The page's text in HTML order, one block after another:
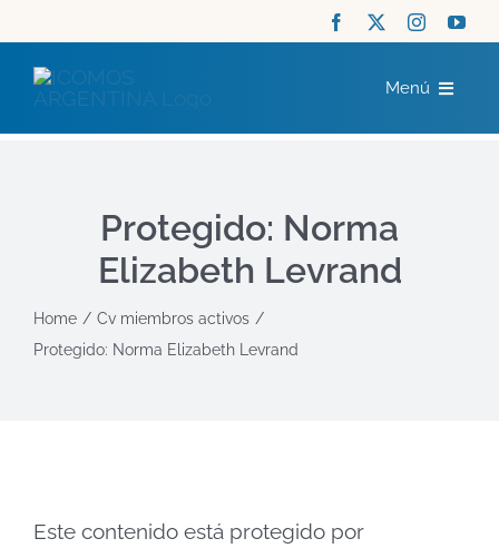
contenido
Menú
Protegido: Norma
Elizabeth Levrand
Home
Cv miembros activos
Protegido: Norma Elizabeth Levrand
Este contenido está protegido por